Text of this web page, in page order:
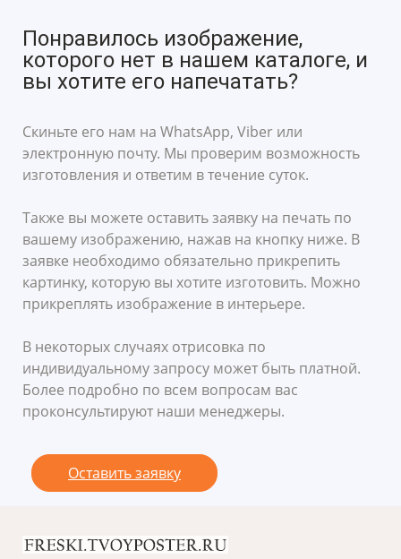
Понравилось изображение,
которого нет в нашем каталоге, и
вы хотите его напечатать?
Скиньте его нам на WhatsApp, Viber или
электронную почту. Мы проверим возможность
изготовления и ответим в течение суток.
Также вы можете оставить заявку на печать по
вашему изображению, нажав на кнопку ниже. В
заявке необходимо обязательно прикрепить
картинку, которую вы хотите изготовить. Можно
прикреплять изображение в интерьере.
В некоторых случаях отрисовка по
индивидуальному запросу может быть платной.
Более подробно по всем вопросам вас
проконсультируют наши менеджеры.
Оставить заявку